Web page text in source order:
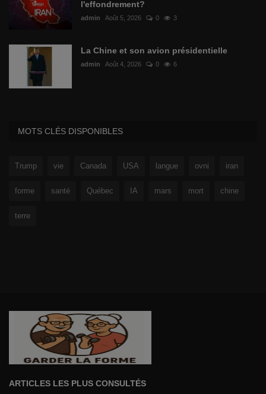
l'effondrement?
admin Août 5, 2026 0 3
La Chine et son avion présidentielle
admin Août 4, 2026 0 6
MOTS CLÉS DISPONIBLES
Trump vie Canada USA langue ovni iran
forme santé Québec IA mars mort chine
terre
ARTICLES LES PLUS CONSULTÉS